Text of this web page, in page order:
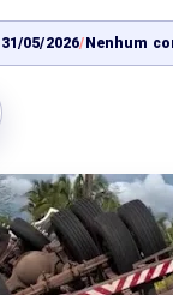
31/05/2026/Nenhum